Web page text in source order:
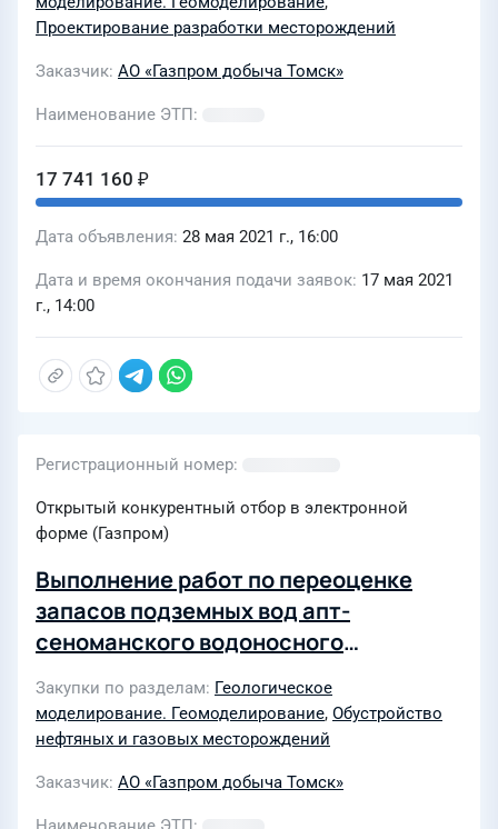
месторождения для нужд АО
Проектирование разработки месторождений
Заказчик АО «Газпром добыча Томск»
Наименование ЭТП
17 741 160 ₽
Дата объявления 28 мая 2021 г., 16:00
Дата и время окончания подачи заявок 17 мая 2021
г., 14:00
Регистрационный номер
Открытый конкурентный отбор в электронной
форме (Газпром)
Выполнение работ по переоценке
запасов подземных вод апт-
сеноманского водоносного
недр для целей технологического
обеспечения системы ППД на Мирном
месторождении Томской области для
Закупки по разделам Геологическое
моделирование. Геомоделирование, Обустройство
нефтяных и газовых месторождений
Заказчик АО «Газпром добыча Томск»